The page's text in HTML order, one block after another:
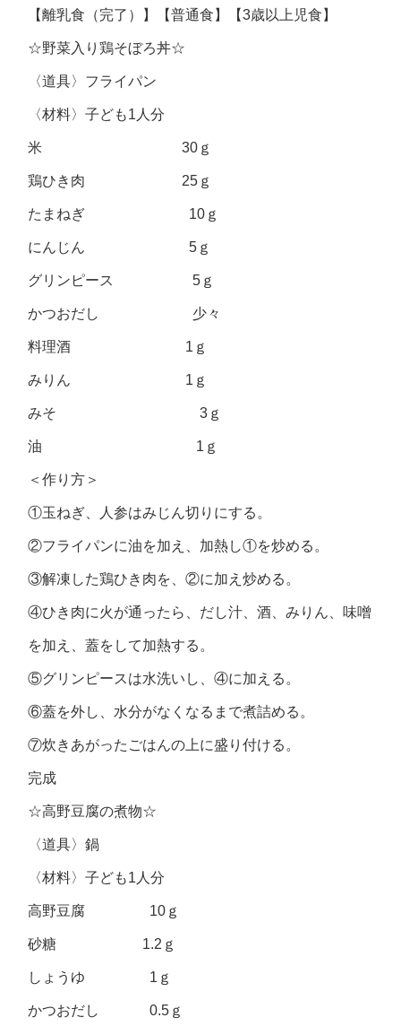
【離乳食（完了）】【普通食】【3歳以上児食】
☆野菜入り鶏そぼろ丼☆
〈道具〉フライパン
〈材料〉子ども1人分
米 30ｇ
鶏ひき肉 25ｇ
たまねぎ 10ｇ
にんじん 5ｇ
グリンピース 5ｇ
かつおだし 少々
料理酒 1ｇ
みりん 1ｇ
みそ 3ｇ
油 1ｇ
＜作り方＞
①玉ねぎ、人参はみじん切りにする。
②フライパンに油を加え、加熱し①を炒める。
③解凍した鶏ひき肉を、②に加え炒める。
④ひき肉に火が通ったら、だし汁、酒、みりん、味噌
を加え、蓋をして加熱する。
⑤グリンピースは水洗いし、④に加える。
⑥蓋を外し、水分がなくなるまで煮詰める。
⑦炊きあがったごはんの上に盛り付ける。
完成
☆高野豆腐の煮物☆
〈道具〉鍋
〈材料〉子ども1人分
高野豆腐 10ｇ
砂糖 1.2ｇ
しょうゆ 1ｇ
かつおだし 0.5ｇ